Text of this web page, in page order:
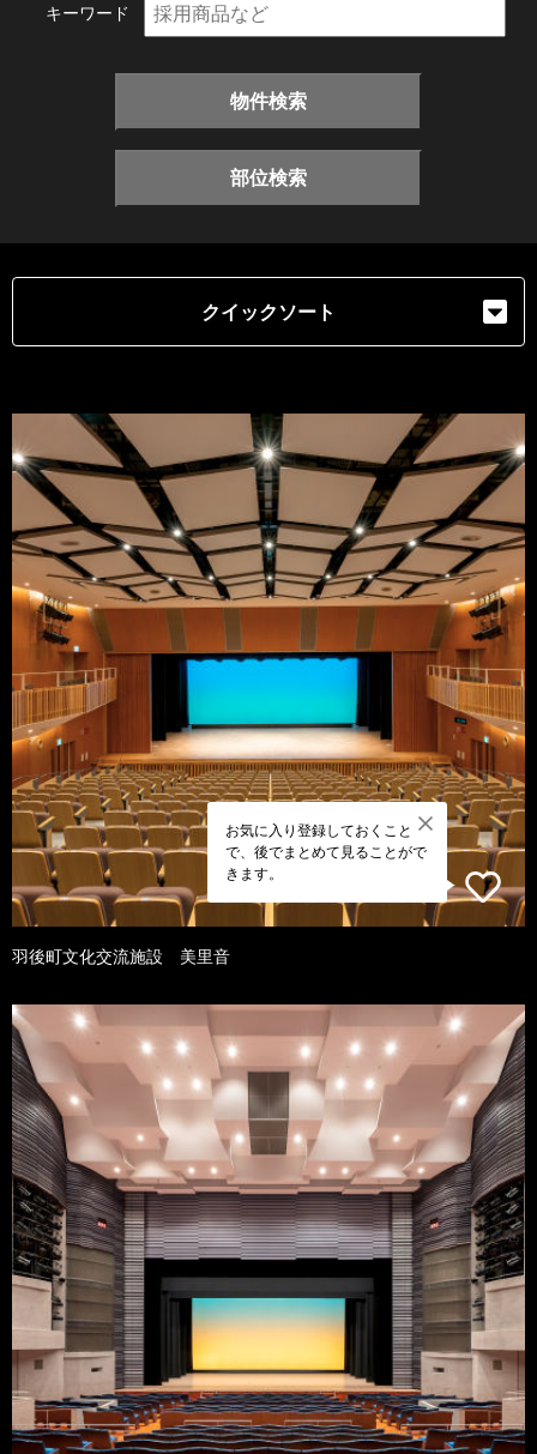
キーワード
物件検索
部位検索
クイックソート
お気に入り登録しておくこと
で、後でまとめて見ることがで
きます。
羽後町文化交流施設 美里音